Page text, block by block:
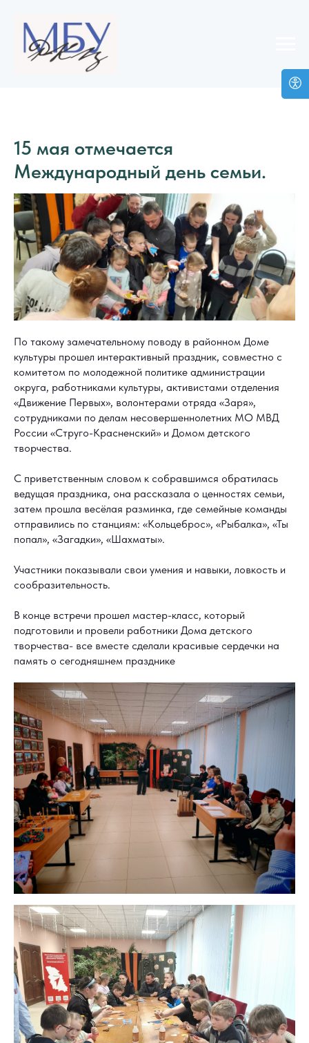
15 мая отмечается
Международный день семьи.
По такому замечательному поводу в районном Доме
культуры прошел интерактивный праздник, совместно с
комитетом по молодежной политике администрации
округа, работниками культуры, активистами отделения
«Движение Первых», волонтерами отряда «Заря»,
сотрудниками по делам несовершеннолетних МО МВД
России «Струго-Красненский» и Домом детского
творчества.
С приветственным словом к собравшимся обратилась
ведущая праздника, она рассказала о ценностях семьи,
затем прошла весёлая разминка, где семейные команды
отправились по станциям: «Кольцеброс», «Рыбалка», «Ты
попал», «Загадки», «Шахматы».
Участники показывали свои умения и навыки, ловкость и
сообразительность.
В конце встречи прошел мастер-класс, который
подготовили и провели работники Дома детского
творчества- все вместе сделали красивые сердечки на
память о сегодняшнем празднике